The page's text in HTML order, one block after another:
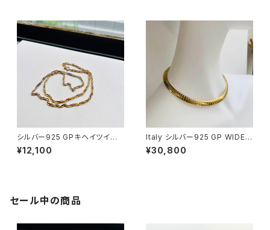
シルバー925 GPキヘイツイスト
ネックレス（60.5cm）
¥12,100
Italy シルバー925 GP WIDE
オメガチョーカー
¥30,800
セール中の商品